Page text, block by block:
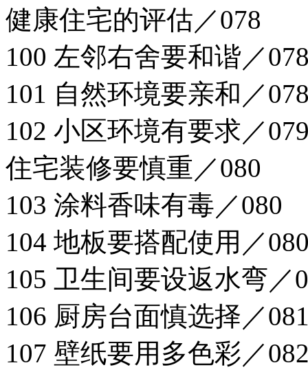
健康住宅的评估／078
100 左邻右舍要和谐／
101 自然环境要亲和／
102 小区环境有要求／
住宅装修要慎重／080
103 涂料香味有毒／080
104 地板要搭配使用／
105 卫生间要设返水弯／
106 厨房台面慎选择／
107 壁纸要用多色彩／